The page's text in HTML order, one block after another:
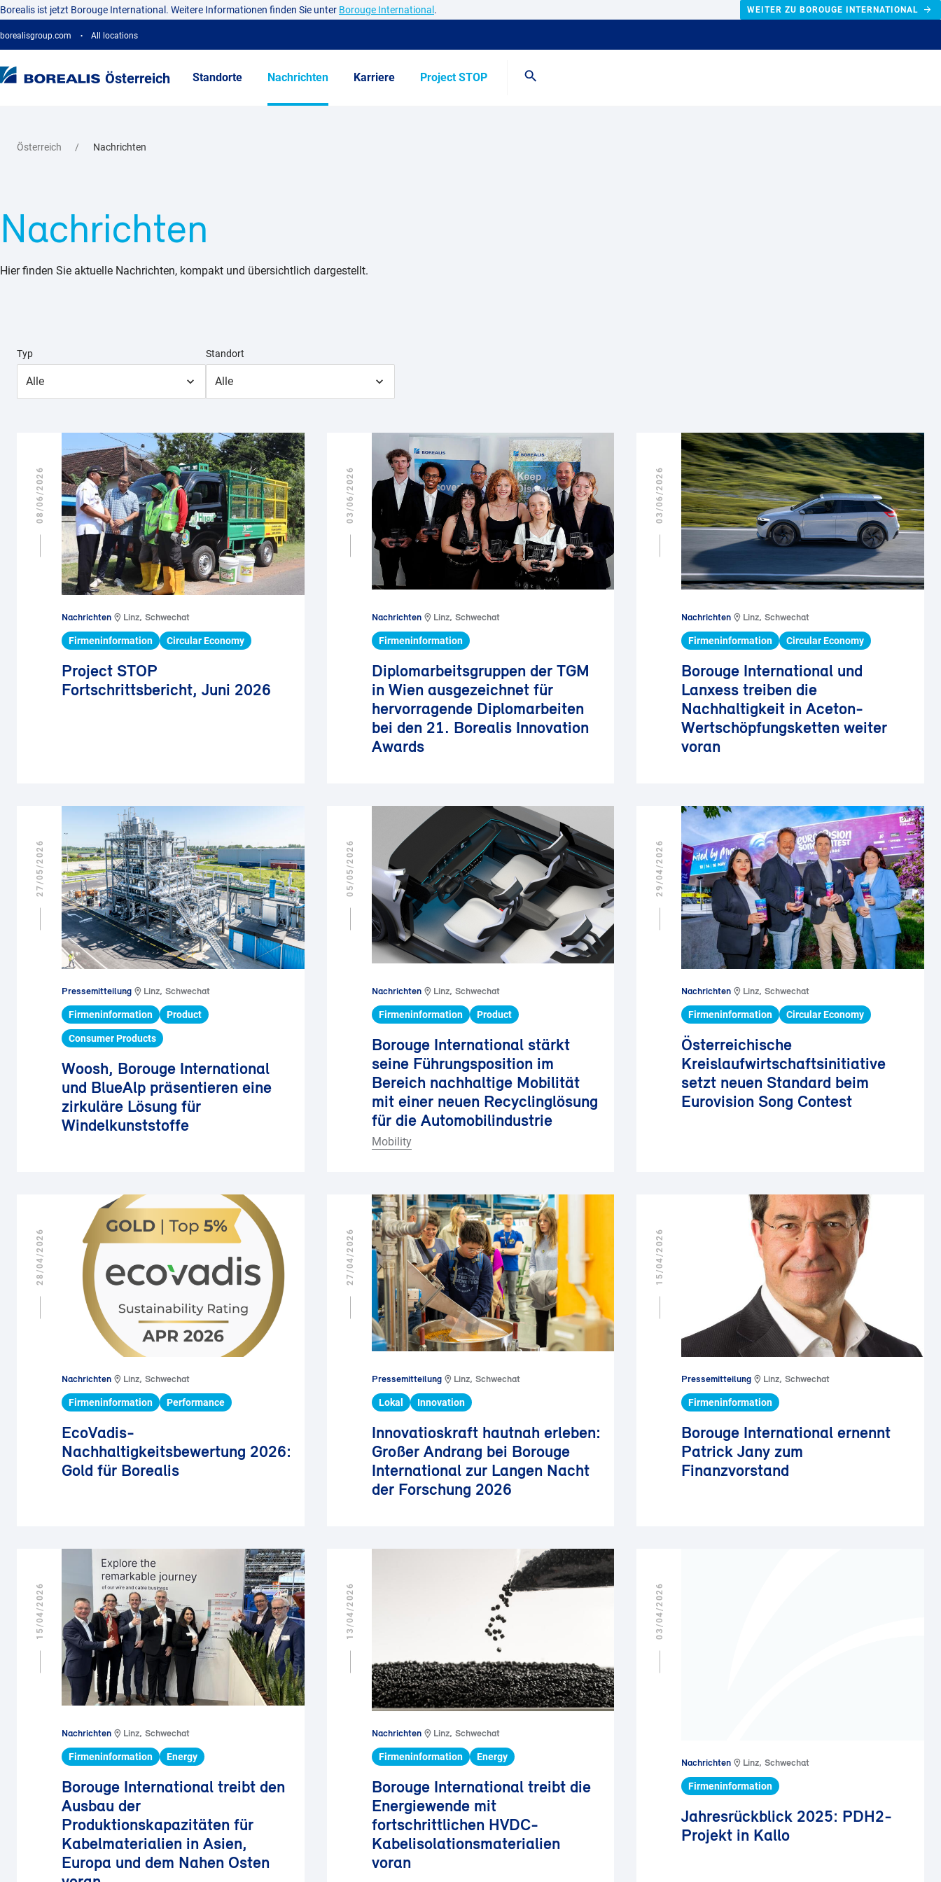
Borealis ist jetzt Borouge International. Weitere Informationen finden Sie unter Borouge International. WEITER ZU BOROUGE INTERNATIONAL
borealisgroup.com All locations
Österreich Standorte Nachrichten Karriere Project STOP
Nachrichten
Hier finden Sie aktuelle Nachrichten, kompakt und übersichtlich dargestellt.
Österreich Nachrichten
Typ
Alle
Standort
Alle
Nachrichten Linz, Schwechat
Firmeninformation Circular Economy
Project STOP
Fortschrittsbericht, Juni 2026
08/06/2026
Nachrichten Linz, Schwechat
Firmeninformation
Diplomarbeitsgruppen der TGM
in Wien ausgezeichnet für
hervorragende Diplomarbeiten
bei den 21. Borealis Innovation
Awards
03/06/2026
Nachrichten Linz, Schwechat
Firmeninformation Circular Economy
Borouge International und
Lanxess treiben die
Nachhaltigkeit in Aceton-
Wertschöpfungsketten weiter
voran
03/06/2026
Pressemitteilung Linz, Schwechat
Firmeninformation Product
Consumer Products
Woosh, Borouge International
und BlueAlp präsentieren eine
zirkuläre Lösung für
Windelkunststoffe
27/05/2026
Nachrichten Linz, Schwechat
Firmeninformation Product
Borouge International stärkt
seine Führungsposition im
Bereich nachhaltige Mobilität
mit einer neuen Recyclinglösung
für die Automobilindustrie
Mobility
05/05/2026
Nachrichten Linz, Schwechat
Firmeninformation Circular Economy
Österreichische
Kreislaufwirtschaftsinitiative
setzt neuen Standard beim
Eurovision Song Contest
29/04/2026
Nachrichten Linz, Schwechat
Firmeninformation Performance
EcoVadis-
Nachhaltigkeitsbewertung 2026:
Gold für Borealis
28/04/2026
Pressemitteilung Linz, Schwechat
Lokal Innovation
Innovatioskraft hautnah erleben:
Großer Andrang bei Borouge
International zur Langen Nacht
der Forschung 2026
27/04/2026
Pressemitteilung Linz, Schwechat
Firmeninformation
Borouge International ernennt
Patrick Jany zum
Finanzvorstand
15/04/2026
Nachrichten Linz, Schwechat
Firmeninformation Energy
Borouge International treibt den
Ausbau der
Produktionskapazitäten für
Kabelmaterialien in Asien,
Europa und dem Nahen Osten
15/04/2026
Nachrichten Linz, Schwechat
Firmeninformation Energy
Borouge International treibt die
Energiewende mit
fortschrittlichen HVDC-
Kabelisolationsmaterialien
voran
13/04/2026
Nachrichten Linz, Schwechat
Firmeninformation
Jahresrückblick 2025: PDH2-
Projekt in Kallo
03/04/2026